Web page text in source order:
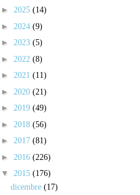
► 2025 (14)
► 2024 (9)
► 2023 (5)
► 2022 (8)
► 2021 (11)
► 2020 (21)
► 2019 (49)
► 2018 (56)
► 2017 (81)
► 2016 (226)
▼ 2015 (176)
dicembre (17)